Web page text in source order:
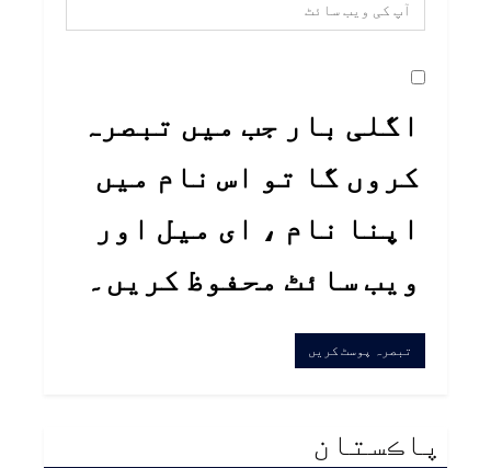
اگلی بار جب میں تبصرہ
کروں گا تو اس نام میں
اپنا نام ، ای میل اور
ویب سائٹ محفوظ کریں۔
پاڪستان